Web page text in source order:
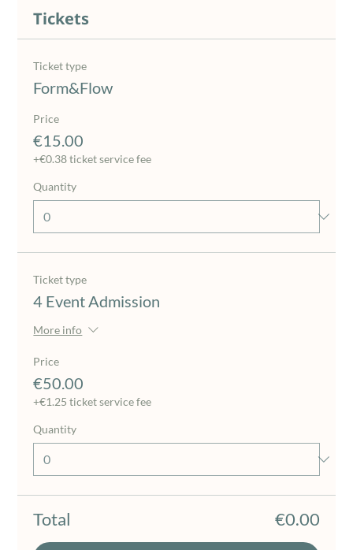
Tickets
Ticket type
Form&Flow
Price
€15.00
+€0.38 ticket service fee
Quantity
Ticket type
4 Event Admission
More info
Price
€50.00
+€1.25 ticket service fee
Quantity
Total €0.00